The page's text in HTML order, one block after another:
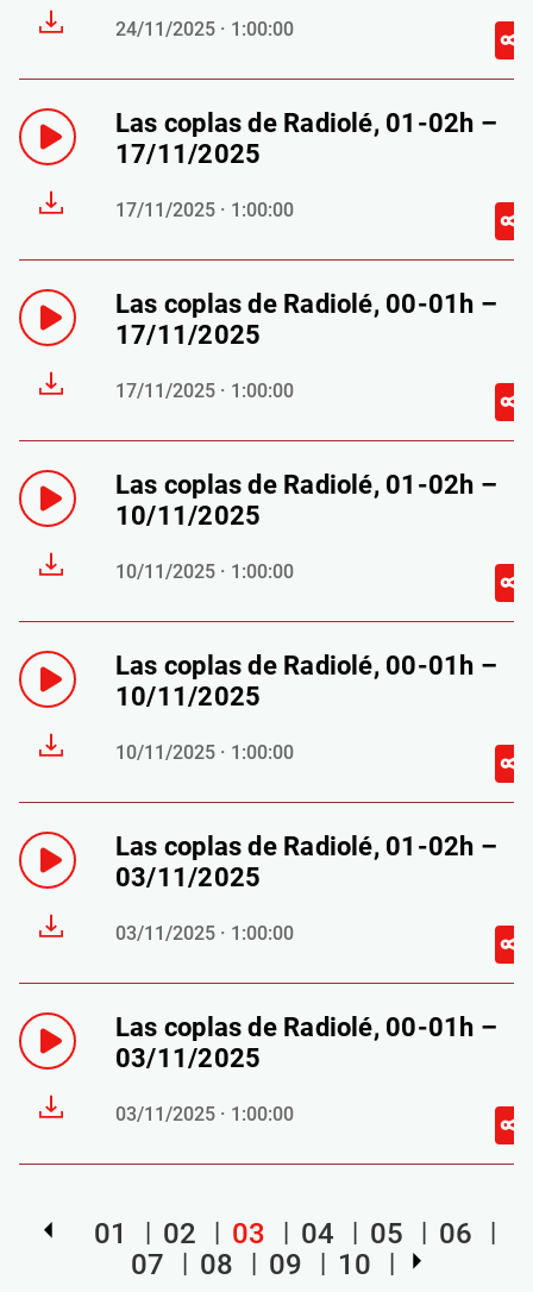
24/11/2025 · 1:00:00
Las coplas de Radiolé, 01-02h –
17/11/2025
17/11/2025 · 1:00:00
Las coplas de Radiolé, 00-01h –
17/11/2025
17/11/2025 · 1:00:00
Las coplas de Radiolé, 01-02h –
10/11/2025
10/11/2025 · 1:00:00
Las coplas de Radiolé, 00-01h –
10/11/2025
10/11/2025 · 1:00:00
Las coplas de Radiolé, 01-02h –
03/11/2025
03/11/2025 · 1:00:00
Las coplas de Radiolé, 00-01h –
03/11/2025
03/11/2025 · 1:00:00
01 02 03 04 05
06
07
08 09 10